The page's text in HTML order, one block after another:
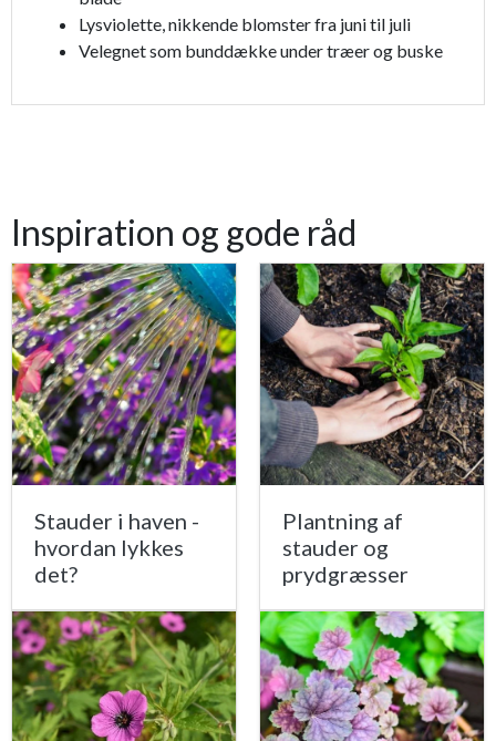
Lysviolette, nikkende blomster fra juni til juli
Velegnet som bunddække under træer og buske
Inspiration og gode råd
Stauder i haven -
hvordan lykkes
det?
Plantning af
stauder og
prydgræsser